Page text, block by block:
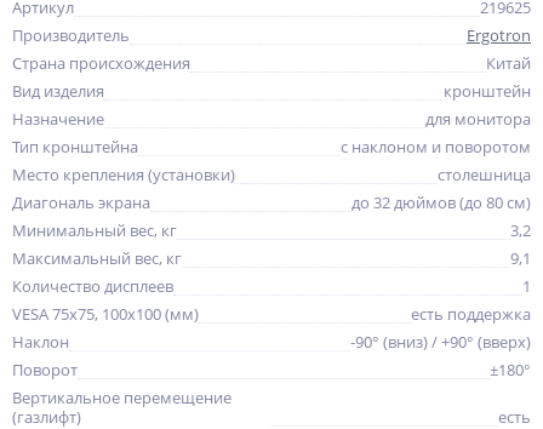
Артикул
219625
Производитель
Ergotron
Страна происхождения
Китай
Вид изделия
кронштейн
Назначение
для монитора
Тип кронштейна
с наклоном и поворотом
Место крепления (установки)
столешница
Диагональ экрана
до 32 дюймов (до 80 см)
Минимальный вес, кг
3,2
Максимальный вес, кг
9,1
Количество дисплеев
1
VESA 75x75, 100x100 (мм)
есть поддержка
Наклон
-90° (вниз) / +90° (вверх)
Поворот
±180°
Вертикальное перемещение
(газлифт)
есть